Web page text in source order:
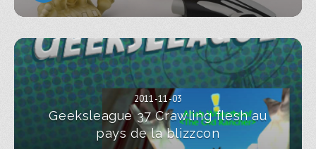
2011-11-03
Geeksleague 37 Crawling flesh au
pays de la blizzcon